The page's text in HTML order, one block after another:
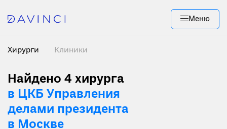
Меню
Хирурги Клиники
Найдено 4 хирурга
в ЦКБ Управления
делами президента
в Москве